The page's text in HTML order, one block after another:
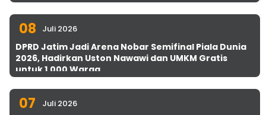
08 Juli 2026
DPRD Jatim Jadi Arena Nobar Semifinal Piala Dunia
2026, Hadirkan Uston Nawawi dan UMKM Gratis
untuk 1.000 Warga
07 Juli 2026